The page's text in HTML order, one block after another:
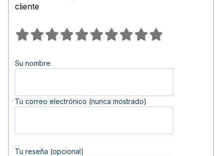
cliente
Su nombre
Tu correo electrónico (nunca mostrado)
Tu reseña (opcional)